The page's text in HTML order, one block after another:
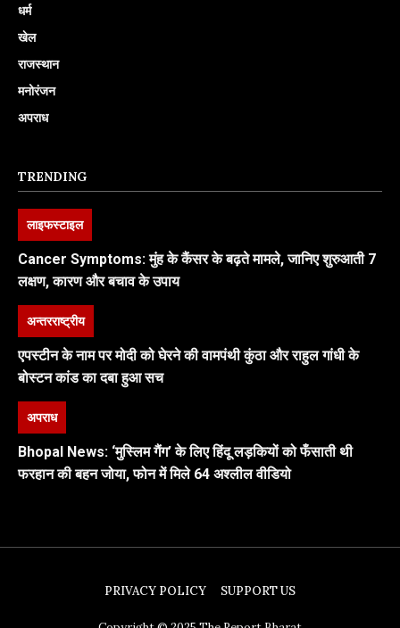
धर्म
खेल
राजस्थान
मनोरंजन
अपराध
TRENDING
लाइफस्टाइल
Cancer Symptoms: मुंह के कैंसर के बढ़ते मामले, जानिए शुरुआती 7
लक्षण, कारण और बचाव के उपाय
अन्तरराष्ट्रीय
एपस्टीन के नाम पर मोदी को घेरने की वामपंथी कुंठा और राहुल गांधी के
बोस्टन कांड का दबा हुआ सच
अपराध
Bhopal News: ‘मुस्लिम गैंग’ के लिए हिंदू लड़कियों को फँसाती थी
फरहान की बहन जोया, फोन में मिले 64 अश्लील वीडियो
PRIVACY POLICY SUPPORT US